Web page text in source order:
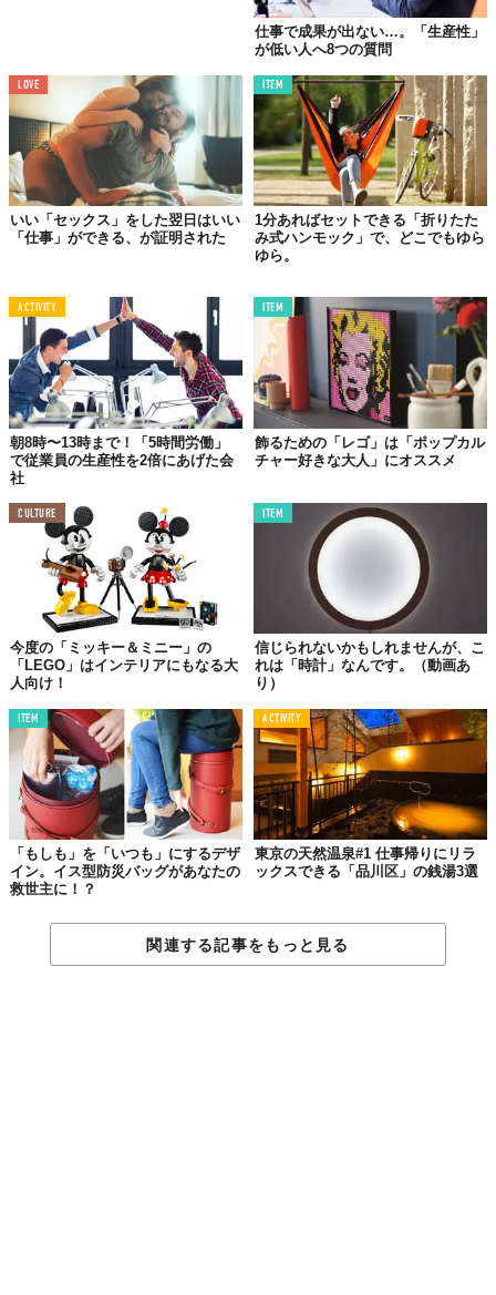
その3、横に座って肘をかけても良し。
その4、普通の背もたれにしても良し。
デザインしたのは
プロじゃなくて学生たち
これらは、バルセロナにあるEINAの学生らによるプロジェクト
「Way On」がデザインしたもの。アカデミックとプロフェッショ
ナルの間を繋ぐWay Onは、社会に新しいアプローチをしていく取
り組みを実践。今回の椅子は「Satelite Milano 2017」の展示にむ
けて用意されたものだそう。
あくまでもコンセプト段階ですが、狙いとしては「自由時間と作
業時間の境界線をなくすこと」。
同じ椅子にじっと座っているとなんだかかえって落ち着かない、
持ちもリラックスするんじゃないでしょうか。
あからさまに「木馬！」というデザインではないので、インテリ
仕事で成果が出ない…。「生産性」
が低い人へ8つの質問
LOVE
いい「セックス」をした翌日はいい
「仕事」ができる、が証明された
ITEM
1分あればセットできる「折りたた
み式ハンモック」で、どこでもゆら
ゆら。
ACTIVITY
朝8時〜13時まで！「5時間労働」
で従業員の生産性を2倍にあげた会
社
ITEM
飾るための「レゴ」は「ポップカル
チャー好きな大人」にオススメ
CULTURE
今度の「ミッキー＆ミニー」の
「LEGO」はインテリアにもなる大
人向け！
ITEM
信じられないかもしれませんが、こ
れは「時計」なんです。（動画あ
り）
ITEM
「もしも」を「いつも」にするデザ
イン。イス型防災バッグがあなたの
救世主に！？
ACTIVITY
東京の天然温泉#1 仕事帰りにリラ
ックスできる「品川区」の銭湯3選
関連する記事をもっと見る